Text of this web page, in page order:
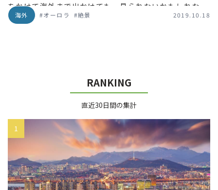
をかけて海外まで出かけても、見られないかもしれな
い。そんな理由であきらめていませんか？ 旅先がカナダ
海外 #オーロラ #絶景 2019.10.18
RANKING
直近30日間の集計
1